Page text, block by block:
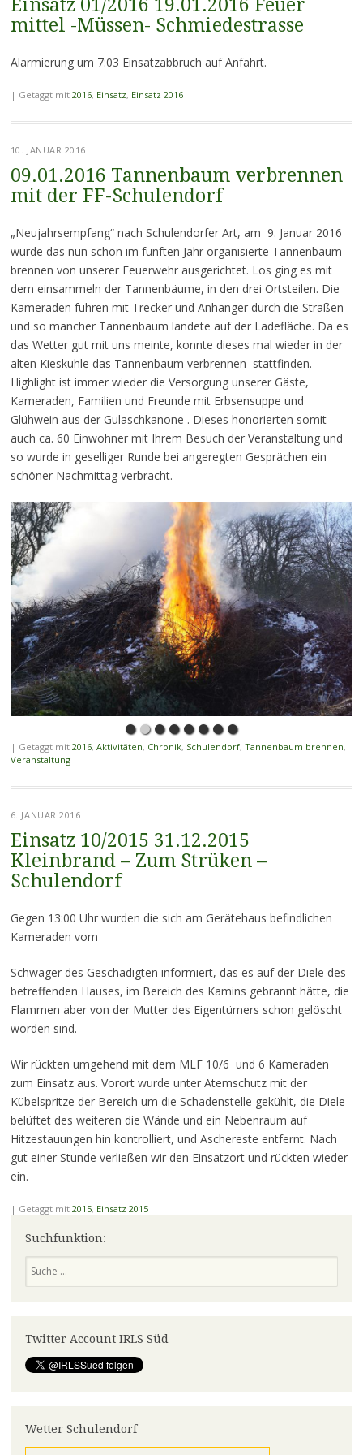
Einsatz 01/2016 19.01.2016 Feuer
mittel -Müssen- Schmiedestrasse
Alarmierung um 7:03 Einsatzabbruch auf Anfahrt.
| Getaggt mit 2016, Einsatz, Einsatz 2016
10. JANUAR 2016
09.01.2016 Tannenbaum verbrennen
mit der FF-Schulendorf
„Neujahrsempfang“ nach Schulendorfer Art, am 9. Januar 2016
wurde das nun schon im fünften Jahr organisierte Tannenbaum
brennen von unserer Feuerwehr ausgerichtet. Los ging es mit
dem einsammeln der Tannenbäume, in den drei Ortsteilen. Die
Kameraden fuhren mit Trecker und Anhänger durch die Straßen
und so mancher Tannenbaum landete auf der Ladefläche. Da es
das Wetter gut mit uns meinte, konnte dieses mal wieder in der
alten Kieskuhle das Tannenbaum verbrennen stattfinden.
Highlight ist immer wieder die Versorgung unserer Gäste,
Kameraden, Familien und Freunde mit Erbsensuppe und
Glühwein aus der Gulaschkanone . Dieses honorierten somit
auch ca. 60 Einwohner mit Ihrem Besuch der Veranstaltung und
so wurde in geselliger Runde bei angeregten Gesprächen ein
schöner Nachmittag verbracht.
| Getaggt mit 2016, Aktivitäten, Chronik, Schulendorf, Tannenbaum brennen,
Veranstaltung
6. JANUAR 2016
Einsatz 10/2015 31.12.2015
Kleinbrand – Zum Strüken –
Schulendorf
Gegen 13:00 Uhr wurden die sich am Gerätehaus befindlichen
Kameraden vom
Schwager des Geschädigten informiert, das es auf der Diele des
betreffenden Hauses, im Bereich des Kamins gebrannt hätte, die
Flammen aber von der Mutter des Eigentümers schon gelöscht
worden sind.
Wir rückten umgehend mit dem MLF 10/6 und 6 Kameraden
zum Einsatz aus. Vorort wurde unter Atemschutz mit der
Kübelspritze der Bereich um die Schadenstelle gekühlt, die Diele
belüftet des weiteren die Wände und ein Nebenraum auf
Hitzestauungen hin kontrolliert, und Aschereste entfernt. Nach
gut einer Stunde verließen wir den Einsatzort und rückten wieder
ein.
| Getaggt mit 2015, Einsatz 2015
Suchfunktion:
Twitter Account IRLS Süd
Wetter Schulendorf